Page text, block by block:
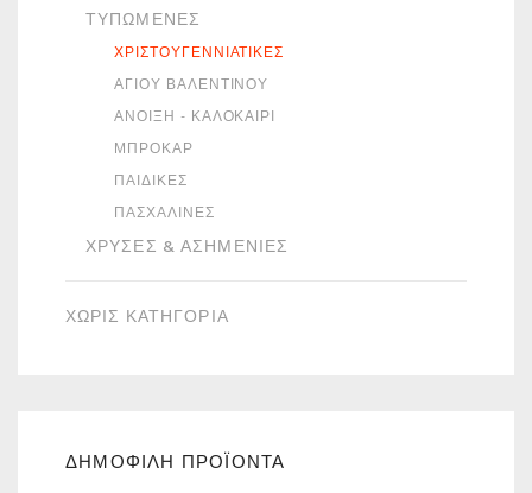
ΤΥΠΩΜΈΝΕΣ
ΧΡΙΣΤΟΥΓΕΝΝΙΆΤΙΚΕΣ
ΑΓΊΟΥ ΒΑΛΕΝΤΊΝΟΥ
ΆΝΟΙΞΗ - ΚΑΛΟΚΑΊΡΙ
ΜΠΡΟΚΆΡ
ΠΑΙΔΙΚΈΣ
ΠΑΣΧΑΛΙΝΈΣ
ΧΡΥΣΈΣ & ΑΣΗΜΈΝΙΕΣ
ΧΩΡΙΣ ΚΑΤΗΓΟΡΙΑ
ΔΗΜΟΦΙΛΗ ΠΡΟΪΟΝΤΑ